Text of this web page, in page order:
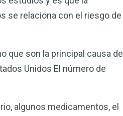
se relaciona con el riesgo de
que son la principal causa de
Unidos El número de
algunos medicamentos, el